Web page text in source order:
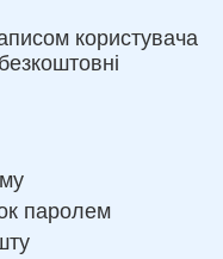
користувача
паролем